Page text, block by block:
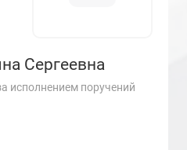
Сергеевна
исполнением поручений